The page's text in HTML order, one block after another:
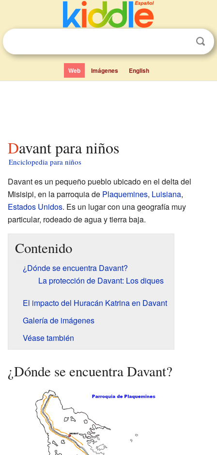
Web Imágenes English
Davant para niños
Enciclopedia para niños
Davant es un pequeño pueblo ubicado en el delta del
Misisipi, en la parroquia de Plaquemines, Luisiana,
Estados Unidos. Es un lugar con una geografía muy
particular, rodeado de agua y tierra baja.
Contenido
¿Dónde se encuentra Davant?
La protección de Davant: Los diques
El impacto del Huracán Katrina en Davant
Galería de imágenes
Véase también
¿Dónde se encuentra Davant?